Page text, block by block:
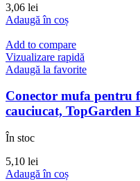
3,06 lei
Adaugă în coș
Add to compare
Vizualizare rapidă
Adaugă la favorite
Conector mufa pentru
cauciucat, TopGarden
În stoc
5,10 lei
Adaugă în coș